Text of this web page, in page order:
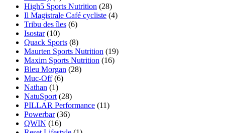
High5 Sports Nutrition (28)
Il Magistrale Café cycliste (4)
Tribu des îles (6)
Isostar (10)
Quack Sports (8)
Maurten Sports Nutrition (19)
Maxim Sports Nutrition (16)
Bleu Morgan (28)
Muc-Off (6)
Nathan (1)
NatuSport (28)
PILLAR Performance (11)
Powerbar (36)
QWIN (16)